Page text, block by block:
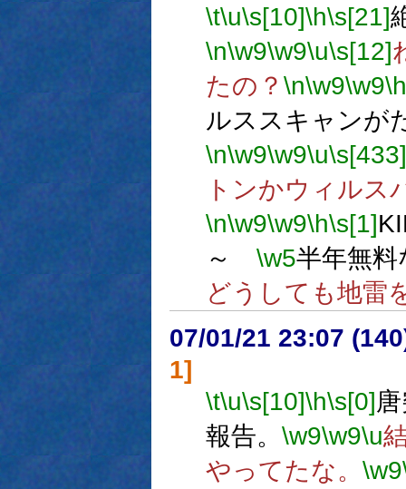
\t\u\s[10]\h\s[21]
\n\w9\w9\u\s[12]
たの？ \n\w9\w9\h
ルススキャンが
\n\w9\w9\u\s[433]
トンかウィルス
\n\w9\w9\h\s[1]
～ \w5半年無
どうしても地雷
07/01/21 23:07
1]
\t\u\s[10]\h\s[0]
報告。 \w9\w9\u
やってたな。 \w9